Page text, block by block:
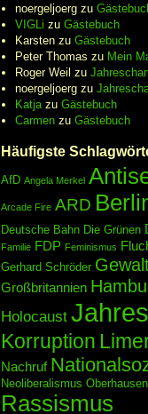
noergeljoergzu
VIGLi zu Gästebuch
Karstenzu Gästebuch
Peter Thomas zu Mein
Roger Weil zu
noergeljoergzu
Katjazu Gästebuch
Carmenzu Gästebuch
Häufigste
AfD Angela Merkel
Arcade Fire ARD
Deutsche Bahn Die Grünen
Familie FDP Feminismus
Gerhard Schröder
Großbritannien
Holocaust
Korruption
Nachruf
Neoliberalismus Oberhausen
Rassismus